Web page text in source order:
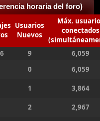
horaria del foro)
Usuarios
Nuevos
Máx.
conectados
9
6,059
0
6,059
1
3,864
2
2,967